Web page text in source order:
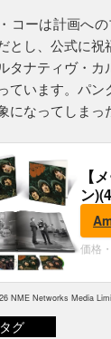
コーは計画へ
とし、公式に
タナティヴ・
ています。パン
になってしまっ
【
ン
典
価格
NME Networks Media
グ